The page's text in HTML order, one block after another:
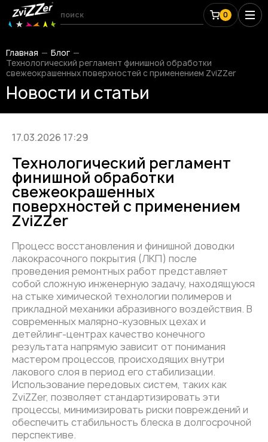
0
Главная
Блог
Технологический регламент финишной обработки
свежеокрашенных поверхностей с применением ZviZZer
Новости и статьи
17.03.2026 17:29
Технологический регламент
финишной обработки
свежеокрашенных
поверхностей с применением
ZviZZer
Процесс восстановления и финишной доводки
лакокрасочного покрытия (ЛКП) после
проведения ремонтных работ представляет
собой сложную инженерную задачу, находящуюся
на стыке химической технологии полимеров и
прикладной механики абразивного воздействия. В
современных малярно-кузовных цехах и
детейлинг-центрах качество конечного
результата напрямую зависит от понимания
мастером процессов, происходящих внутри
лакового слоя в период его стабилизации.
Использование передовых систем, таких как
ZviZZer, позволяет стандартизировать эти
процессы, минимизировать риски повреждений и
обеспечить стабильность блеска в долгосрочной
перспективе.